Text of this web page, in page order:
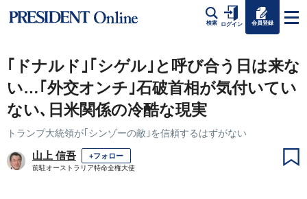
検索 ログイン 会員登録
｢ドナルド｣｢シゲル｣と呼び合う日は来な
い…｢外交オンチ｣石破首相が気付いてい
ない､日米関係の冷酷な現実
トランプ大統領が｢シンゾーの敵｣を信頼するはずがない
山上 信吾 +フォロー
前駐オーストラリア特命全権大使